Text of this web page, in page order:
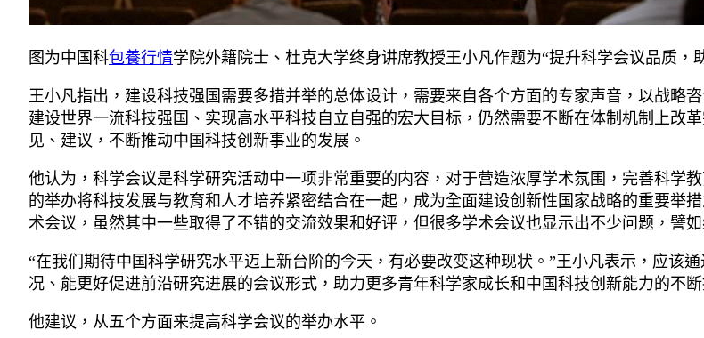
图为中国科包養行情学院外籍院士、杜克大学终身讲席教授王小凡作题为“提升科学会议品质，
王小凡指出，建设科技强国需要多措并举的总体设计，需要来自各个方面的专家声音，以战略
建设世界一流科技强国、实现高水平科技自立自强的宏大目标，仍然需要不断在体制机制上改
见、建议，不断推动中国科技创新事业的发展。
他认为，科学会议是科学研究活动中一项非常重要的内容，对于营造浓厚学术氛围，完善科学
的举办将科技发展与教育和人才培养紧密结合在一起，成为全面建设创新性国家战略的重要举
术会议，虽然其中一些取得了不错的交流效果和好评，但很多学术会议也显示出不少问题，譬
“在我们期待中国科学研究水平迈上新台阶的今天，有必要改变这种现状。”王小凡表示，应该
况、能更好促进前沿研究进展的会议形式，助力更多青年科学家成长和中国科技创新能力的不断
他建议，从五个方面来提高科学会议的举办水平。